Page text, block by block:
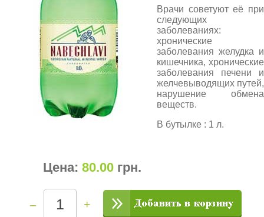
Врачи советуют её при
следующих
заболеваниях:
хронические
заболевания желудка и
кишечника, хронические
заболевания печени и
желчевыводящих путей,
нарушение обмена
веществ.
В бутылке : 1 л.
Цена: 80.00 грн.
– +